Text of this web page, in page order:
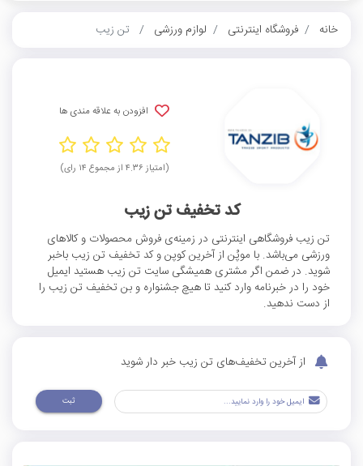
خانه فروشگاه اینترنتی لوازم ورزشی تن زیب
افزودن به علاقه مندی ها
(امتیاز ۴.۳۶ از مجموع ۱۴ رای)
کد تخفیف تن زیب
تن زیب فروشگاهی اینترنتی در زمینه‌ی فروش محصولات و کالاهای
ورزشی می‌باشد. با موپُن از آخرین کوپن و کد تخفیف تن زیب باخبر
شوید. در ضمن اگر مشتری همیشگی سایت تن زیب هستید ایمیل
خود را در خبرنامه وارد کنید تا هیچ جشنواره و بن تخفیف تن زیب را
از دست ندهید.
از آخرین تخفیف‌های تن زیب خبر دار شوید
ثبت